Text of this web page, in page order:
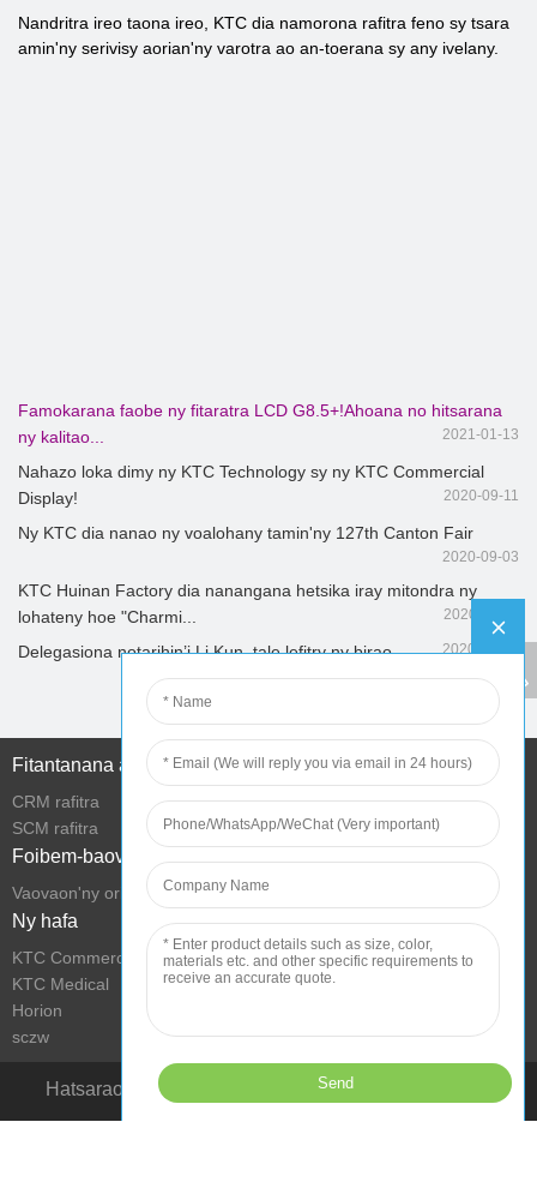
Nandritra ireo taona ireo, KTC dia namorona rafitra feno sy tsara
amin'ny serivisy aorian'ny varotra ao an-toerana sy any ivelany.
Famokarana faobe ny fitaratra LCD G8.5+!Ahoana no hitsarana
ny kalitao...
2021-01-13
Nahazo loka dimy ny KTC Technology sy ny KTC Commercial
Display!
2020-09-11
Ny KTC dia nanao ny voalohany tamin'ny 127th Canton Fair
2020-09-03
KTC Huinan Factory dia nanangana hetsika iray mitondra ny
lohateny hoe "Charmi...
2020-08-11
Delegasiona notarihin’i Li Kun, tale lefitry ny birao... 2020-08-07
Fitantanana an-tserasera
CRM rafitra
SCM rafitra
Foibem-baovao
Vaovaon'ny orinasa
Ny hafa
KTC Commercial Display
KTC Medical
Horion
sczw
Hatsarao ny toe-piainana miaraka amin'ny teknolojia